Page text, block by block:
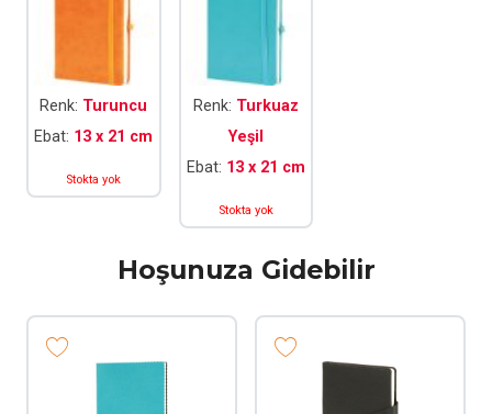
Renk: Turuncu
Ebat: 13 x 21 cm
Stokta yok
Renk: Turkuaz
Yeşil
Ebat: 13 x 21 cm
Stokta yok
Hoşunuza Gidebilir